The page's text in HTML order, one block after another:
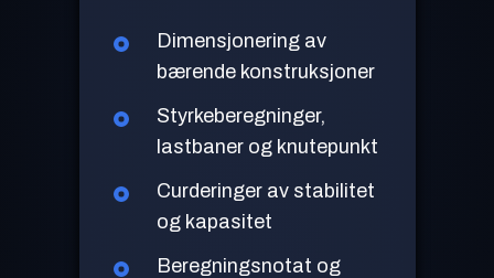
Dimensjonering av
bærende konstruksjoner
Styrkeberegninger,
lastbaner og knutepunkt
Curderinger av stabilitet
og kapasitet
Beregningsnotat og